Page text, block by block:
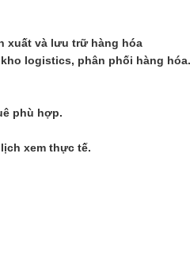
xuất và lưu trữhàng hóa
logistics, phân phối hàng
phù hợp.
ịch xem thực tế.